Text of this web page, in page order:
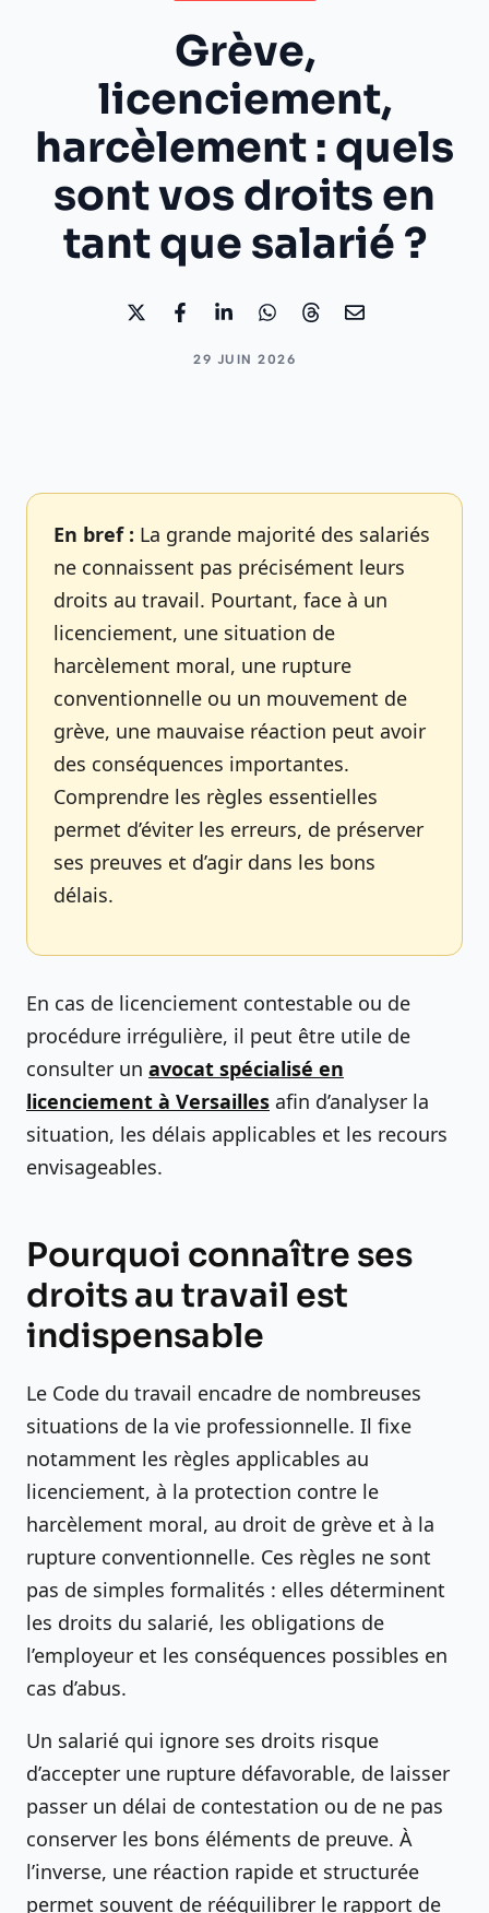
Grève,
licenciement,
harcèlement : quels
sont vos droits en
tant que salarié ?
29 JUIN 2026
En bref : La grande majorité des salariés
ne connaissent pas précisément leurs
droits au travail. Pourtant, face à un
licenciement, une situation de
harcèlement moral, une rupture
conventionnelle ou un mouvement de
grève, une mauvaise réaction peut avoir
des conséquences importantes.
Comprendre les règles essentielles
permet d’éviter les erreurs, de préserver
ses preuves et d’agir dans les bons
délais.
En cas de licenciement contestable ou de
procédure irrégulière, il peut être utile de
consulter un avocat spécialisé en
licenciement à Versailles afin d’analyser la
situation, les délais applicables et les recours
envisageables.
Pourquoi connaître ses
droits au travail est
indispensable
Le Code du travail encadre de nombreuses
situations de la vie professionnelle. Il fixe
notamment les règles applicables au
licenciement, à la protection contre le
harcèlement moral, au droit de grève et à la
rupture conventionnelle. Ces règles ne sont
pas de simples formalités : elles déterminent
les droits du salarié, les obligations de
l’employeur et les conséquences possibles en
cas d’abus.
Un salarié qui ignore ses droits risque
d’accepter une rupture défavorable, de laisser
passer un délai de contestation ou de ne pas
conserver les bons éléments de preuve. À
l’inverse, une réaction rapide et structurée
permet souvent de rééquilibrer le rapport de